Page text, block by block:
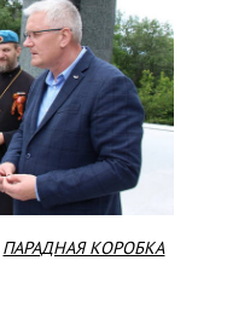
ПАРАДНАЯ КОРОБКА